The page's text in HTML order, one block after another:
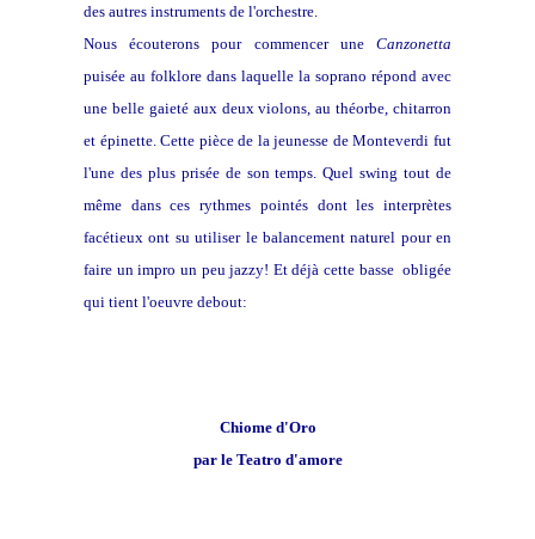
des autres instruments de l'orchestre.
Nous écouterons pour commencer une Canzonetta
puisée au folklore dans laquelle la soprano répond avec
une belle gaieté aux deux violons, au théorbe, chitarron
et épinette. Cette pièce de la jeunesse de Monteverdi fut
l'une des plus prisée de son temps. Quel swing tout de
même dans ces rythmes pointés dont les interprètes
facétieux ont su utiliser le balancement naturel pour en
faire un impro un peu jazzy! Et déjà cette basse obligée
qui tient l'oeuvre debout:
Chiome d'Oro
par le Teatro d'amore